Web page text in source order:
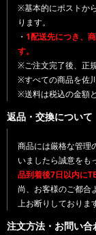
※基本的にポストか
ります。
・ 1配送先につき、
す。
※ご注文完了後、正
※すべての商品を佐
※送料は税込の金額
返品・交換について
商品には厳格な管理
いましたら誠意をも
品到着後7日以内に
尚、お客様のご都合
上お断りしておりま
注文方法・お問い合